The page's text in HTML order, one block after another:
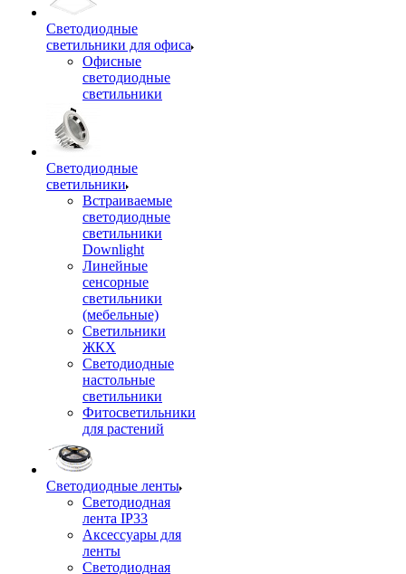
Светодиодные
светильники для офиса
Офисные
светодиодные
светильники
Светодиодные
светильники
Встраиваемые
светодиодные
светильники
Downlight
Линейные
сенсорные
светильники
(мебельные)
Светильники
ЖКХ
Светодиодные
настольные
светильники
Фитосветильники
для растений
Светодиодные ленты
Светодиодная
лента IP33
Аксессуары для
ленты
Светодиодная